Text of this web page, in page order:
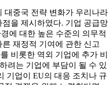
대중국 전략 변화가 우리나라
을 제시하였다. 기업 공급망
에 대한 높은 수준의 의무적
재정적 기여에 관한 신고
비롯한 역외 기업에 추가 비
려는 기업에 부담이 될 수 있
기업이 EU의 대응 조치나 규